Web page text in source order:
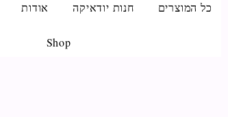
אודות חנות יודאיקה כל המוצרים
Shop